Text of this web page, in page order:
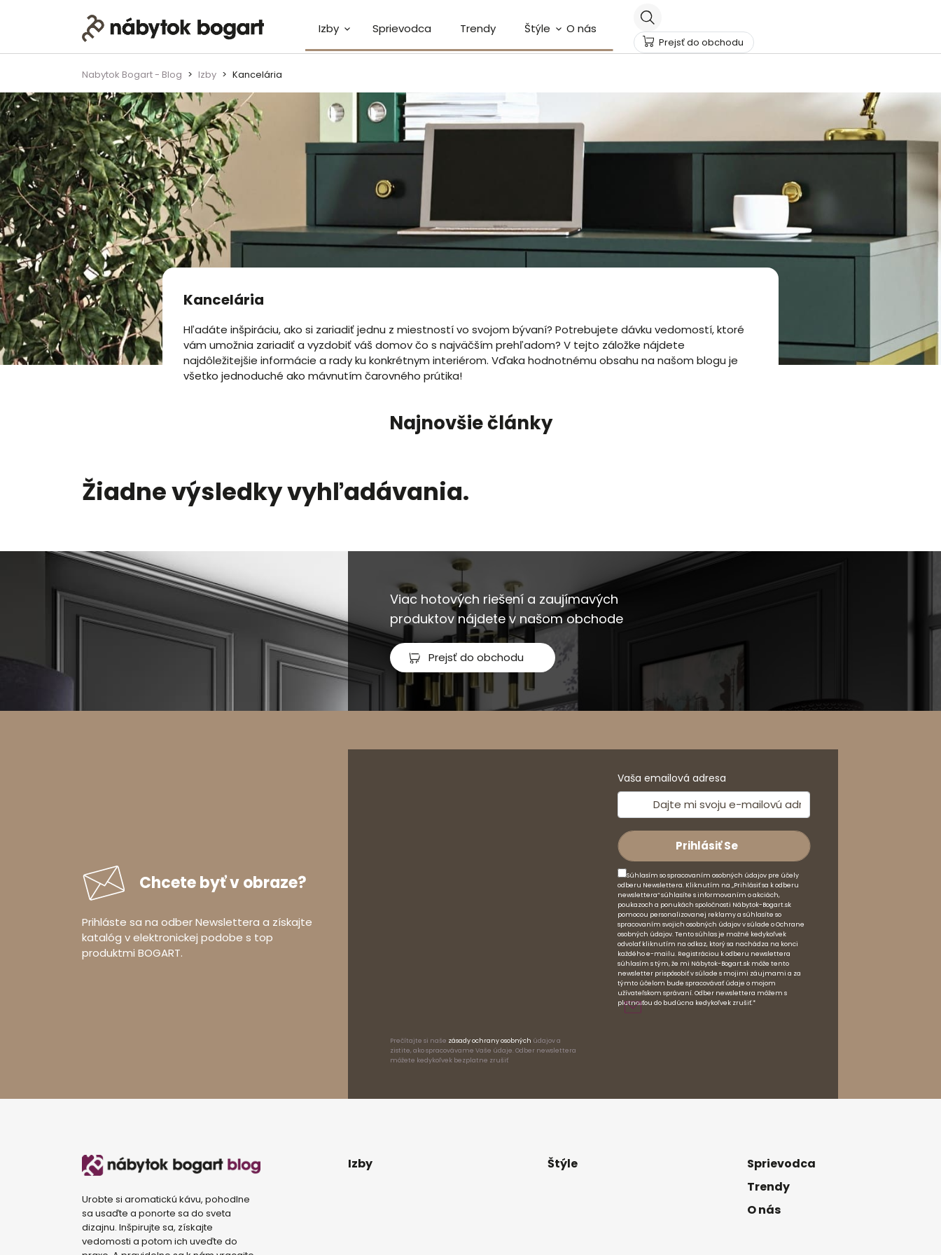
Main Navigation
Izby Sprievodca Trendy Štýle O nás
Prejsť do obchodu
Nabytok Bogart - Blog Izby Kancelária
Kancelária
Hľadáte inšpiráciu, ako si zariadiť jednu z miestností vo svojom bývaní? Potrebujete dávku vedomostí, ktoré
vám umožnia zariadiť a vyzdobiť váš domov čo s najväčším prehľadom? V tejto záložke nájdete
najdôležitejšie informácie a rady ku konkrétnym interiérom. Vďaka hodnotnému obsahu na našom blogu je
všetko jednoduché ako mávnutím čarovného prútika!
Najnovšie články
Žiadne výsledky vyhľadávania.
Viac hotových riešení a zaujímavých
produktov nájdete v našom obchode
Prejsť do obchodu
Chcete byť v obraze?
Prihláste sa na odber Newslettera a získajte
katalóg v elektronickej podobe s top
produktmi BOGART.
Vaša emailová adresa
Súhlasím so spracovaním osobných údajov pre účely
odberu Newslettera. Kliknutím na „Prihlásiť sa k odberu
newslettera“ súhlasíte s informovaním o akciách,
poukazoch a ponukách spoločnosti Nábytok-Bogart.sk
pomocou personalizovanej reklamy a súhlasíte so
spracovaním svojich osobných údajov v súlade o Ochrane
osobných údajov. Tento súhlas je možné kedykoľvek
odvolať kliknutím na odkaz, ktorý sa nachádza na konci
každého e-mailu. Registráciou k odberu newslettera
súhlasím s tým, že mi Nábytok-Bogart.sk môže tento
newsletter prispôsobiť v súlade s mojimi záujmami a za
týmto účelom bude spracovávať údaje o mojom
užívateľskom správaní. Odber newslettera môžem s
platnosťou do budúcna kedykoľvek zrušiť.*
Prečítajte si naše zásady ochrany osobných údajov a
zistite, ako spracovávame Vaše údaje. Odber newslettera
môžete kedykoľvek bezplatne zrušiť
Urobte si aromatickú kávu, pohodlne
sa usaďte a ponorte sa do sveta
dizajnu. Inšpirujte sa, získajte
vedomosti a potom ich uveďte do
Izby Štýle
Sprievodca
Trendy
O nás